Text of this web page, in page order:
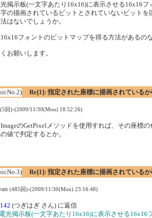
掲示板(一文字あたり16x16)に表示させる16x16
の描画されているビットとされていないビット
はないでしょうか。
フォントのビットマップを得る方法がある
お願いします。
Re[1]: 指定された座標に描画されている
(5回)-(2009/11/30(Mon) 18:52:26)
ImageのGetPixelメソッドを使用すれば、その座標
値で判定するとか。
Re[1]: 指定された座標に描画されている
(485回)-(2009/11/30(Mon) 23:16:48)
(つぎはぎ さん) に返信
光掲示板(一文字あたり16x16)に表示させる